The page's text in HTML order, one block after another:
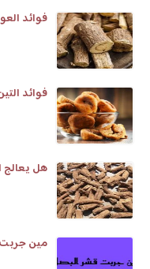
فوائد
فوائد
هل يعالج
مين جربت